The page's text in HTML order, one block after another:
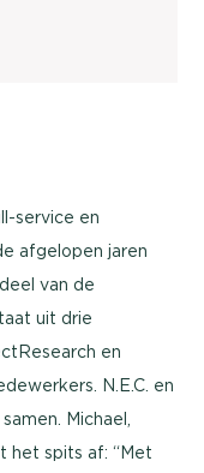
service en
afgelopen jaren
van de
uit drie
en
N.E.C. en
Michael,
het spits af: “Met